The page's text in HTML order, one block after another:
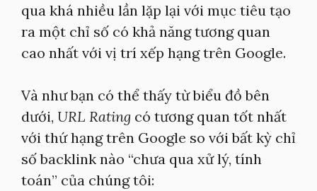
qua khá nhiều lần lặp lại với mục tiêu tạo
ra một chỉ số có khả năng tương quan
cao nhất với vị trí xếp hạng trên Google.
Và như bạn có thể thấy từ biểu đồ bên
dưới, URL Rating có tương quan tốt nhất
với thứ hạng trên Google so với bất kỳ chỉ
số backlink nào “chưa qua xử lý, tính
toán” của chúng tôi: